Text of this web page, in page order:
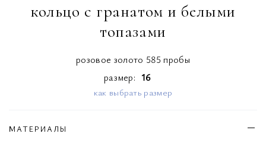
кольцо с гранатом и белыми
топазами
розовое золото 585 пробы
размер
16
как выбрать размер
МАТЕРИАЛЫ